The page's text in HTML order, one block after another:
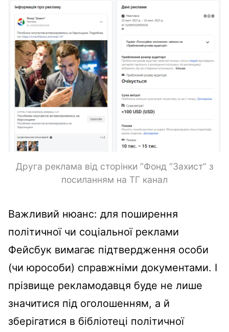
Друга реклама від сторінки “Фонд “Захист” з
посиланням на ТГ канал
Важливий нюанс: для поширення
політичної чи соціальної реклами
Фейсбук вимагає підтвердження особи
(чи юрособи) справжніми документами. І
прізвище рекламодавця буде не лише
значитися під оголошенням, а й
зберігатися в бібліотеці політичної